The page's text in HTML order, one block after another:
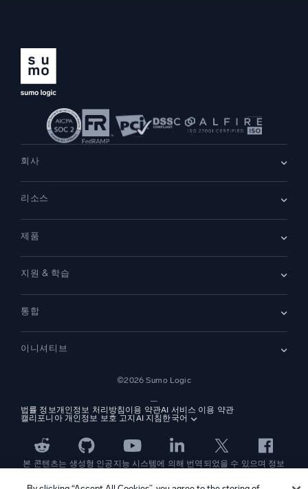
회사
채용 채용 중
리더십
뉴스룸
문의하기
리소스
고객 사례
데모
제품
SIEM
보안을 위한 로그
모니터링 및 문제 해결
비교하기
지원 & 학습
커뮤니티
지원
플랫폼 상태
통합
Amazon S3 Audit
NGINX
PCI 규정 준수
전체 보기
이니셔티브
애플리케이션 현대화
디지털 고객 경험
©2026 Sumo Logic
—
법률 정보개인정보 처리방침 이용 약관AI 서비스 이용 약관
캘리포니아 개인정보 보호 고지 AI 지침 한국어
본 콘텐츠는 생성형 인공지능 시스템에 의해 번역되었을 수 있으며 정보
므로, 이에 의존하여 어떠한 조치를 취하기 전에 반드시 독립적인 인간의